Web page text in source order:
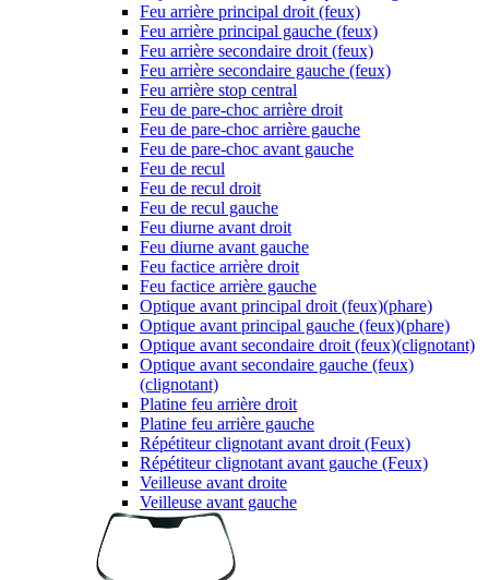
Feu arrière principal droit (feux)
Feu arrière principal gauche (feux)
Feu arrière secondaire droit (feux)
Feu arrière secondaire gauche (feux)
Feu arrière stop central
Feu de pare-choc arrière droit
Feu de pare-choc arrière gauche
Feu de pare-choc avant gauche
Feu de recul
Feu de recul droit
Feu de recul gauche
Feu diurne avant droit
Feu diurne avant gauche
Feu factice arrière droit
Feu factice arrière gauche
Optique avant principal droit (feux)(phare)
Optique avant principal gauche (feux)(phare)
Optique avant secondaire droit (feux)(clignotant)
Optique avant secondaire gauche (feux)
(clignotant)
Platine feu arrière droit
Platine feu arrière gauche
Répétiteur clignotant avant droit (Feux)
Répétiteur clignotant avant gauche (Feux)
Veilleuse avant droite
Veilleuse avant gauche